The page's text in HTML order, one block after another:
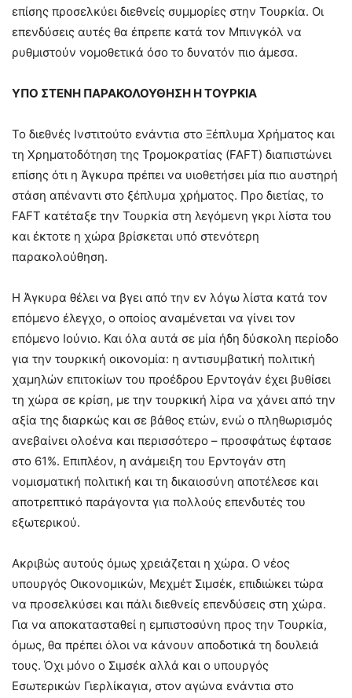
επίσης προσελκύει διεθνείς συμμορίες στην Τουρκία. Οι
επενδύσεις αυτές θα έπρεπε κατά τον Μπινγκόλ να
ρυθμιστούν νομοθετικά όσο το δυνατόν πιο άμεσα.
ΥΠΟ ΣΤΕΝΗ ΠΑΡΑΚΟΛΟΥΘΗΣΗ Η ΤΟΥΡΚΙΑ
Το διεθνές Ινστιτούτο ενάντια στο Ξέπλυμα Χρήματος και
τη Χρηματοδότηση της Τρομοκρατίας (FAFT) διαπιστώνει
επίσης ότι η Άγκυρα πρέπει να υιοθετήσει μία πιο αυστηρή
στάση απέναντι στο ξέπλυμα χρήματος. Προ διετίας, το
FAFT κατέταξε την Τουρκία στη λεγόμενη γκρι λίστα του
και έκτοτε η χώρα βρίσκεται υπό στενότερη
παρακολούθηση.
Η Άγκυρα θέλει να βγει από την εν λόγω λίστα κατά τον
επόμενο έλεγχο, ο οποίος αναμένεται να γίνει τον
επόμενο Ιούνιο. Και όλα αυτά σε μία ήδη δύσκολη περίοδο
για την τουρκική οικονομία: η αντισυμβατική πολιτική
χαμηλών επιτοκίων του προέδρου Ερντογάν έχει βυθίσει
τη χώρα σε κρίση, με την τουρκική λίρα να χάνει από την
αξία της διαρκώς και σε βάθος ετών, ενώ ο πληθωρισμός
ανεβαίνει ολοένα και περισσότερο – προσφάτως έφτασε
στο 61%. Επιπλέον, η ανάμειξη του Ερντογάν στη
νομισματική πολιτική και τη δικαιοσύνη αποτέλεσε και
αποτρεπτικό παράγοντα για πολλούς επενδυτές του
εξωτερικού.
Ακριβώς αυτούς όμως χρειάζεται η χώρα. Ο νέος
υπουργός Οικονομικών, Μεχμέτ Σιμσέκ, επιδιώκει τώρα
να προσελκύσει και πάλι διεθνείς επενδύσεις στη χώρα.
Για να αποκατασταθεί η εμπιστοσύνη προς την Τουρκία,
όμως, θα πρέπει όλοι να κάνουν αποδοτικά τη δουλειά
τους. Όχι μόνο ο Σιμσέκ αλλά και ο υπουργός
Εσωτερικών Γιερλίκαγια, στον αγώνα ενάντια στο